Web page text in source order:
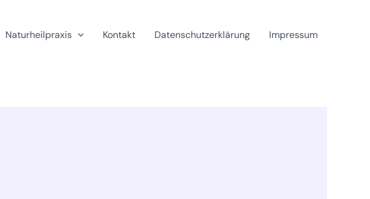
Naturheilpraxis Kontakt Datenschutzerklärung Impressum